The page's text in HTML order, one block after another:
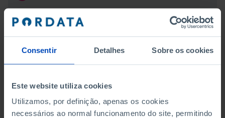
Consentir Detalhes Sobre os cookies
Este website utiliza cookies
Utilizamos, por definição, apenas os cookies
necessários ao normal funcionamento do site, permitindo
TRANSPORTES
CRIMES EM PORTUGAL
ARGUIDOS E CONDENADOS EM PROCESSO-CRIME